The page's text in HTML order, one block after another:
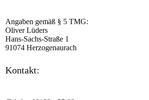
Angaben gemäß § 5 TMG:
Oliver Lüders
Hans-Sachs-Straße 1
91074 Herzogenaurach
Kontakt: